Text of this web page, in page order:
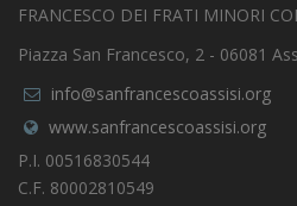
FRANCESCO DEI FRATI MINORI
Piazza San Francesco, 2 - 06081
info@sanfrancescoassisi.org
www.sanfrancescoassisi.org
P.I. 00516830544
C.F. 80002810549